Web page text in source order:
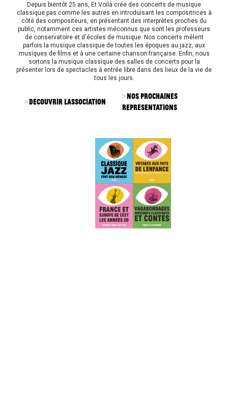
Depuis bientôt 25 ans, Et Voilà crée des concerts de musique
classique pas comme les autres en introduisant les compositrices à
côté des compositeurs, en présentant des interprètes proches du
public, notamment ces artistes méconnus que sont les professeurs
de conservatoire et d'écoles de musique. Nos concerts mêlent
parfois la musique classique de toutes les époques au jazz, aux
musiques de films et à une certaine chanson française. Enfin, nous
sortons la musique classique des salles de concerts pour la
présenter lors de spectacles à entrée libre dans des lieux de la vie de
tous les jours.
> Découvrir l'association
> Nos prochaines
représentations